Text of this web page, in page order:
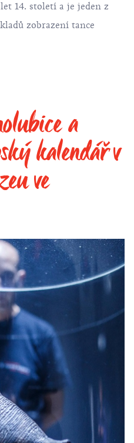
14. století a je jeden z
zobrazení tance
a
kalendář v
ve